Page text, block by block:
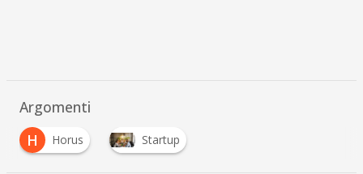
Argomenti
H
Horus Startup